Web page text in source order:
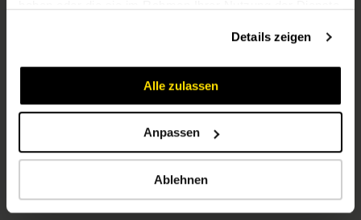
Details zeigen
Alle zulassen
Anpassen
Ablehnen
Über uns